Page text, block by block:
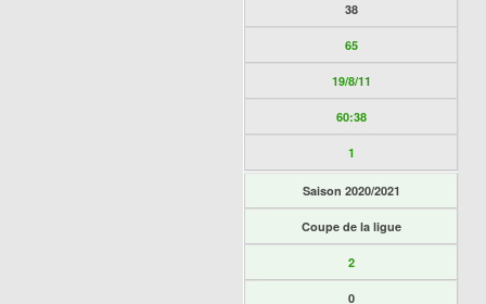
38
65
19/8/11
60:38
1
Saison 2020/2021
Coupe de la ligue
2
0